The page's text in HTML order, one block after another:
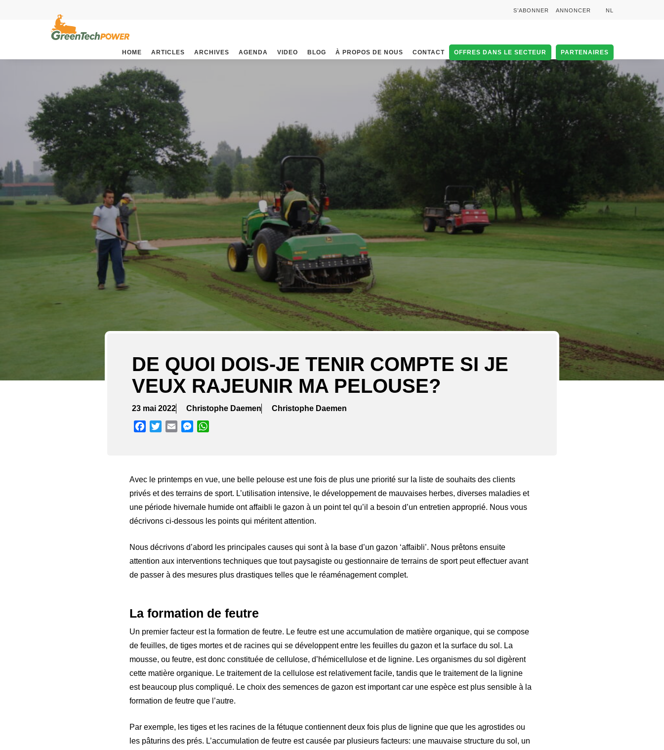
S’ABONNER ANNONCER NL
HOME ARTICLES ARCHIVES AGENDA VIDEO BLOG À PROPOS DE NOUS CONTACT OFFRES DANS LE SECTEUR PARTENAIRES
DE QUOI DOIS-JE TENIR COMPTE SI JE
VEUX RAJEUNIR MA PELOUSE?
23 mai 2022 Christophe Daemen Christophe Daemen
Facebook
TwitterEmail Messenger
Avec le printemps en vue, une belle pelouse est une fois de plus une priorité sur la liste de souhaits des clients
privés et des terrains de sport. L’utilisation intensive, le développement de mauvaises herbes, diverses maladies et
une période hivernale humide ont affaibli le gazon à un point tel qu’il a besoin d’un entretien approprié. Nous vous
décrivons ci-dessous les points qui méritent attention.
Nous décrivons d’abord les principales causes qui sont à la base d’un gazon ‘affaibli’. Nous prêtons ensuite
attention aux interventions techniques que tout paysagiste ou gestionnaire de terrains de sport peut effectuer avant
de passer à des mesures plus drastiques telles que le réaménagement complet.
La formation de feutre
Un premier facteur est la formation de feutre. Le feutre est une accumulation de matière organique, qui se compose
de feuilles, de tiges mortes et de racines qui se développent entre les feuilles du gazon et la surface du sol. La
mousse, ou feutre, est donc constituée de cellulose, d’hémicellulose et de lignine. Les organismes du sol digèrent
cette matière organique. Le traitement de la cellulose est relativement facile, tandis que le traitement de la lignine
est beaucoup plus compliqué. Le choix des semences de gazon est important car une espèce est plus sensible à la
formation de feutre que l’autre.
Par exemple, les tiges et les racines de la fétuque contiennent deux fois plus de lignine que que les agrostides ou
les pâturins des prés. L’accumulation de feutre est causée par plusieurs facteurs: une mauvaise structure du sol, un